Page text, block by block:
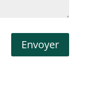
Envoyer